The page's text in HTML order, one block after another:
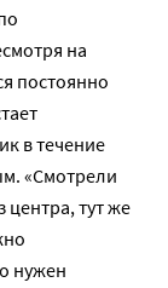
на
постоянно
в течение
«Смотрели
тут же
нужен